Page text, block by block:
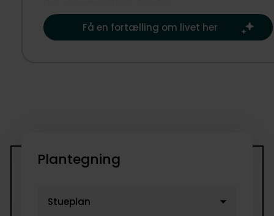
Lejlighedens naturlige samlingspunkt er det lyse
rummelige køkken-alrum, som danner en
køkken, opdateret badeværelse samt nyere
Få en fortælling om livet her
Plantegning